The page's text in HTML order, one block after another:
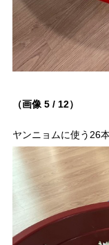
（画像 5 / 12）
ヤンニョムに使う26